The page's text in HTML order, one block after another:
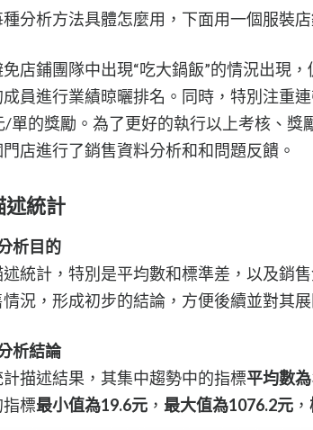
分析方法具體怎麼用，下面用一個服裝
店鋪團隊中出現“吃大鍋飯”的情況出現
成員進行業績晾曬排名。同時，特別注重
/單的獎勵。為了更好的執行以上考核、獎
店進行了銷售資料分析和和問題反饋。
述統計
析目的
統計，特別是平均數和標準差，以及銷
況，形成初步的結論，方便後續並對其
析結論
描述結果，其集中趨勢中的指標平均數
標最小值為19.6元 ， 最大值為1076.2元 ，